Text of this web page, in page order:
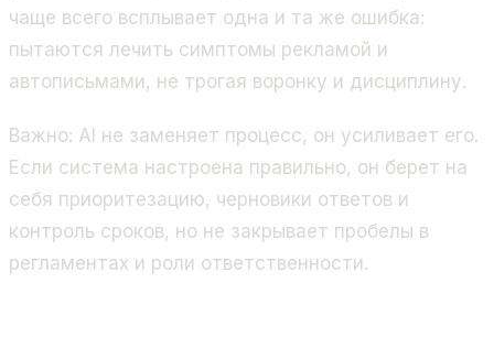
чаще всего всплывает одна и та же ошибка:
пытаются лечить симптомы рекламой и
автописьмами, не трогая воронку и дисциплину.
Важно: AI не заменяет процесс, он усиливает его.
Если система настроена правильно, он берет на
себя приоритезацию, черновики ответов и
контроль сроков, но не закрывает пробелы в
регламентах и роли ответственности.